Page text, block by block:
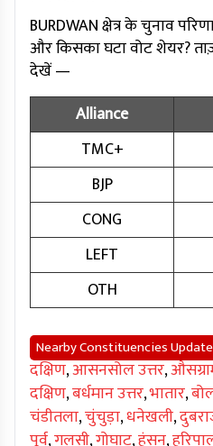
BURDWAN क्षेत्र के चुनाव
और किसका घटा वोट शेयर?
देखें —
Alliance
TMC+
BJP
CONG
LEFT
OTH
Nearby Constituencies
दक्षिण,आसनसोल उत्तर,
दक्षिण,बर्धमान उत्तर,भातार,
चंडीतला,चुंचुड़ा,धनेखली,